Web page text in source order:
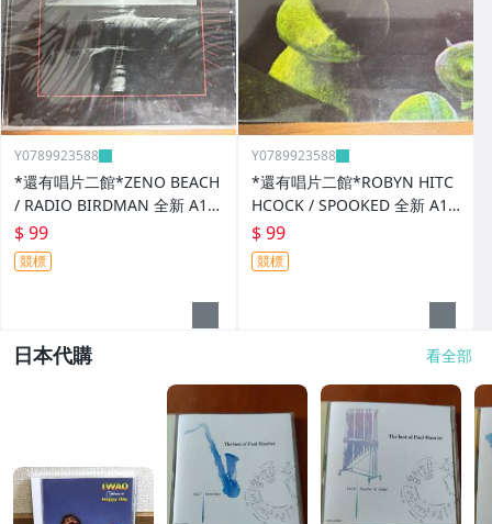
Y0789923588
*還有唱片二館*ZENO BEACH
/ RADIO BIRDMAN 全新 A13
024
$ 99
競標
Y0789923588
*還有唱片二館*ROBYN HITC
HCOCK / SPOOKED 全新 A13
023
$ 99
競標
日本代購 看全部